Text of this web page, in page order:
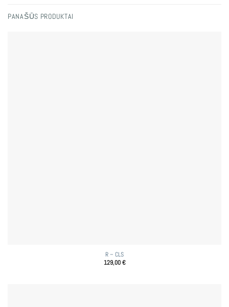
PANAŠŪS PRODUKTAI
R – CLS
129,00€